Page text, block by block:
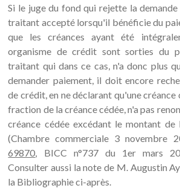
Si le juge du fond qui rejette la
traitant accepté lorsqu'il bénéficie du
que les créances ayant été
organisme de crédit sont sorties du
traitant qui dans ce cas, n'a donc plus
demander paiement, il doit encore
de crédit, en ne déclarant qu'une créance
fraction de la créance cédée, n'a pas
créance cédée excédant le montant de
(Chambre commerciale 3 novembre
69870, BICC n°737 du 1er mars
Consulter aussi la note de M. Augustin
la Bibliographie ci-après.